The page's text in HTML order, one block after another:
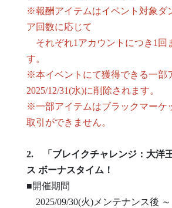
※報酬アイテムはイベント対象ダ
ア回数に応じて
それぞれ1アカウントにつき1回
す。
※本イベントにて獲得できる一部
2025/12/31(水)に削除されます。
※一部アイテムはブラックマーケ
取引ができません。
2. 「ブレイクチャレンジ：大洋
ス ボーナスタイム！
■開催期間
2025/09/30(火)メンテナンス後 ～